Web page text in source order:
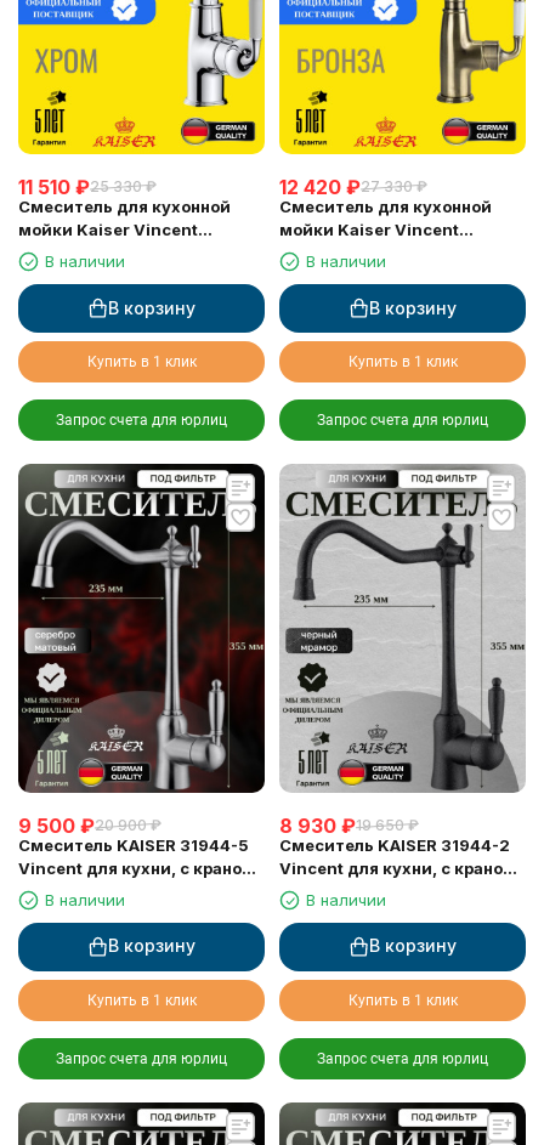
11 510 ₽25 330 ₽
Смеситель для кухонной
мойки Kaiser Vincent
(31544), хром
В наличии
В корзину
Купить в 1 клик
Запрос счета для юрлиц
12 420 ₽27 330 ₽
Смеситель для кухонной
мойки Kaiser Vincent
(31544-1), бронза
В наличии
В корзину
Купить в 1 клик
Запрос счета для юрлиц
9 500 ₽20 900 ₽
Смеситель KAISER 31944-5
Vincent для кухни, с краном
для питьевой воды, серебро
В наличии
В корзину
Купить в 1 клик
Запрос счета для юрлиц
8 930 ₽19 650 ₽
Смеситель KAISER 31944-2
Vincent для кухни, с краном
для питьевой воды, черный
мрамор
В наличии
В корзину
Купить в 1 клик
Запрос счета для юрлиц